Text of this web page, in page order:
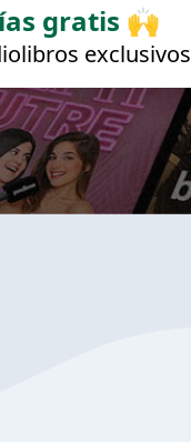
gratis 🙌
exclusivos